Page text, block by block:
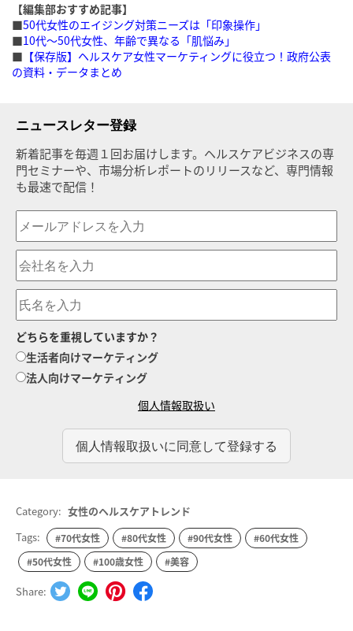
【編集部おすすめ記事】
■50代女性のエイジング対策ニーズは「印象操作」
■10代～50代女性、年齢で異なる「肌悩み」
■ 【保存版】ヘルスケア女性マーケティングに役立つ！政府公表
の資料・データまとめ
ニュースレター登録
新着記事を毎週１回お届けします。ヘルスケアビジネスの専
門セミナーや、市場分析レポートのリリースなど、専門情報
も最速で配信！
どちらを重視していますか？
生活者向けマーケティング
法人向けマーケティング
個人情報取扱い
Category: 女性のヘルスケアトレンド
Tags:
#70代女性 #80代女性 #90代女性
#60代女性
#50代女性
#100歳女性 #美容
Share: